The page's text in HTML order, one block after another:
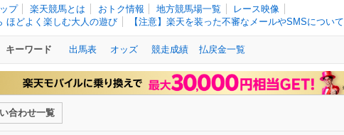
プ 楽天競馬とは おトク情報 地方競馬場一覧
レース映像
ほどよく楽しむ大人の遊び
【注意】楽天を装った不審なメールやSMSについて
キーワード 出馬表 オッズ 競走成績 払戻金一覧
合わせ一覧